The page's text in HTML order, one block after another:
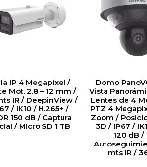
IP 4 Megapixel /
Mot. 2.8 – 12 mm /
IR / DeepinView /
/ IK10 / H.265+ /
150 dB / Captura
/ Micro SD 1 TB
Domo
Vista
Lentes de 4
PTZ 4
Zoom /
3D / IP67 /
120 dB /
mts IR /